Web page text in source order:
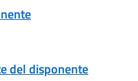
del disponente